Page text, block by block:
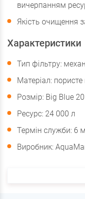
вичерпанням
Якість очищення
Характеристики
Тип фільтру:
Матеріал:
Розмір: Big Blue
Ресурс: 24 000 л
Термін служби: 6
Виробник: